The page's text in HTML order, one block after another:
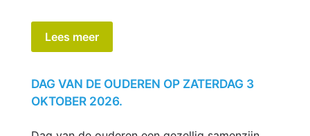
Lees meer
DAG VAN DE OUDEREN OP ZATERDAG 3
OKTOBER 2026.